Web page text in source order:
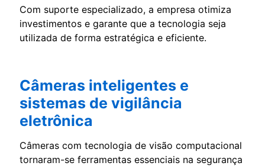
Com suporte especializado, a empresa otimiza
investimentos e garante que a tecnologia seja
utilizada de forma estratégica e eficiente.
Câmeras inteligentes e
sistemas de vigilância
eletrônica
Câmeras com tecnologia de visão computacional
tornaram-se ferramentas essenciais na segurança